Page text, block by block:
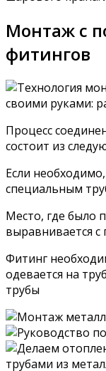
Монтаж с
фитингов
Процесс
состоит из
Если
специальным
Место, где было
выравнивается
Фитинг
одевается на
трубы